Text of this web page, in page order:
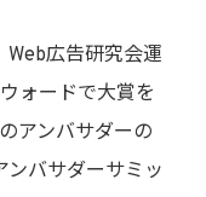
広告研究会運
ォードで大賞を
アンバサダーの
ンバサダーサミッ